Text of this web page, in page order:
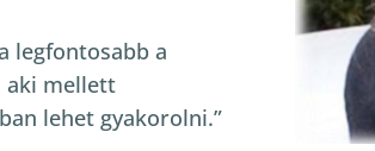
legfontosabb a
aki mellett
lehet gyakorolni.”